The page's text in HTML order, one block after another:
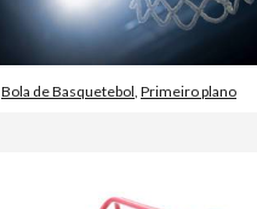
Bola de Basquetebol, Primeiro plano